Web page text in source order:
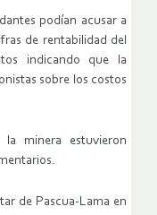
podían acusar a
de rentabilidad del
indicando que la
sobre los costos
minera estuvieron
de Pascua-Lama en